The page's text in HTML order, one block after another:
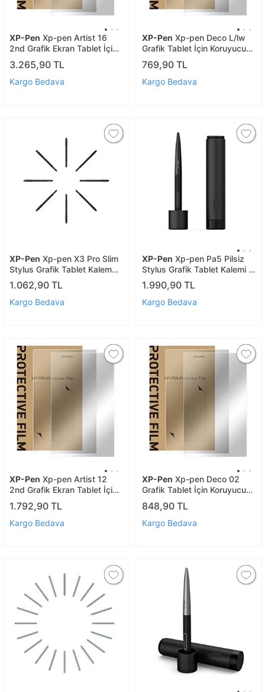
XP-Pen Xp-pen Artist 16
2nd Grafik Ekran Tablet İçin
Koruyucu Film 2 Adet
3.265,90 TL
Kargo Bedava
XP-Pen Xp-pen Deco L/lw
Grafik Tablet İçin Koruyucu
Film 2 Adet
769,90 TL
Kargo Bedava
XP-Pen Xp-pen X3 Pro Slim
Stylus Grafik Tablet Kalem
Yedek Uç Paketi 20 Adet
Keçe - Artist Pro24 Gen2
4k/p
1.062,90 TL
Kargo Bedava
XP-Pen Xp-pen Pa5 Pilsiz
Stylus Grafik Tablet Kalemi -
Innovator 16 Uyumlu
1.990,90 TL
Kargo Bedava
XP-Pen Xp-pen Artist 12
2nd Grafik Ekran Tablet İçin
Koruyucu Film 2 Adet
1.792,90 TL
Kargo Bedava
XP-Pen Xp-pen Deco 02
Grafik Tablet İçin Koruyucu
Film 2 Adet
848,90 TL
Kargo Bedava